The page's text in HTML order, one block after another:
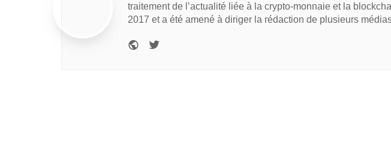
traitement de l’actualité liée à la crypto-monnaie et la
2017 et a été amené à diriger la rédaction de plusieurs